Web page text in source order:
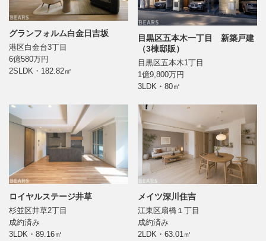
グランフォルム白金日吉坂
港区白金台3丁目
6億580万円
2SLDK・182.82㎡
目黒区五本木一丁目 新築戸建
（3棟邸販）
目黒区五本木1丁目
1億9,800万円
3LDK・80㎡
ロイヤルステージ井草
杉並区井草2丁目
成約済み
3LDK・89.16㎡
メイツ深川住吉
江東区扇橋１丁目
成約済み
2LDK・63.01㎡